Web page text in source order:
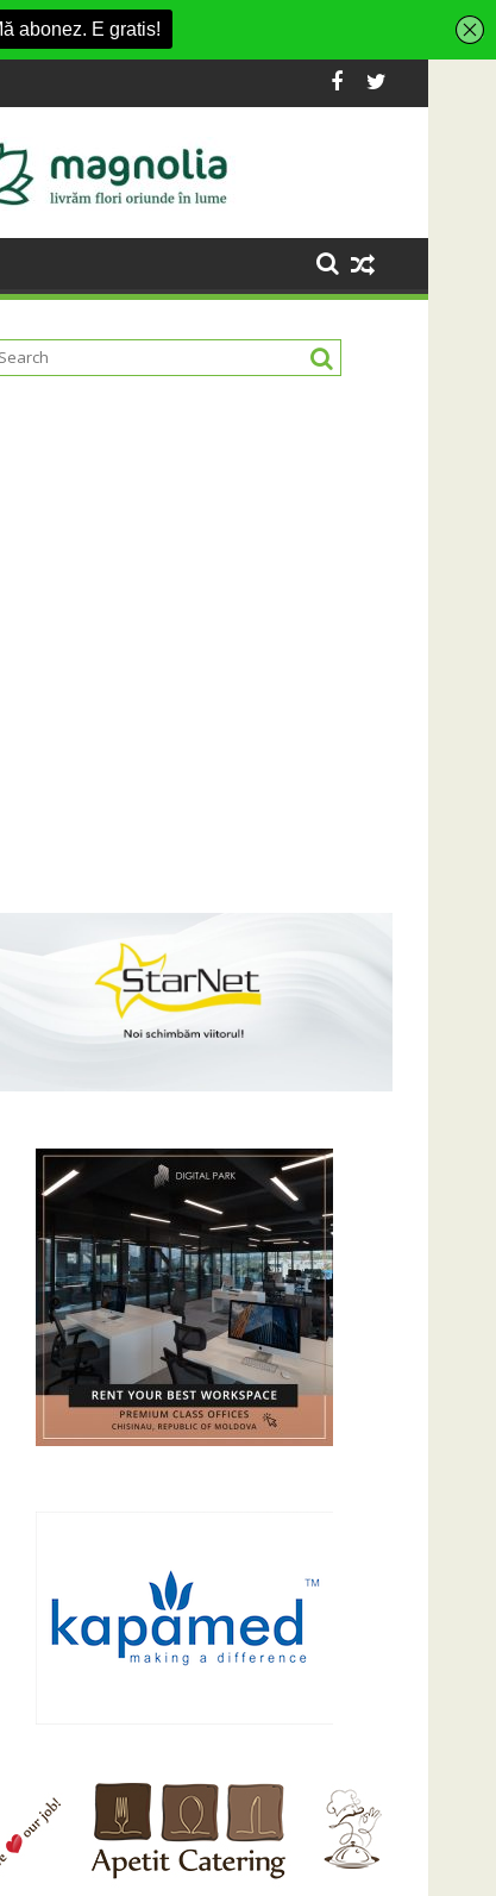
Carbochim într-un nou centru cultural și de
Când luna devine o întrebare